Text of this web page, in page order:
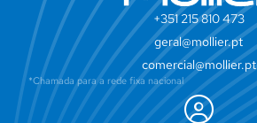
+351 215 810 473
geral@mollier.pt
comercial@mollier.pt
*Chamada para a rede fixa nacional